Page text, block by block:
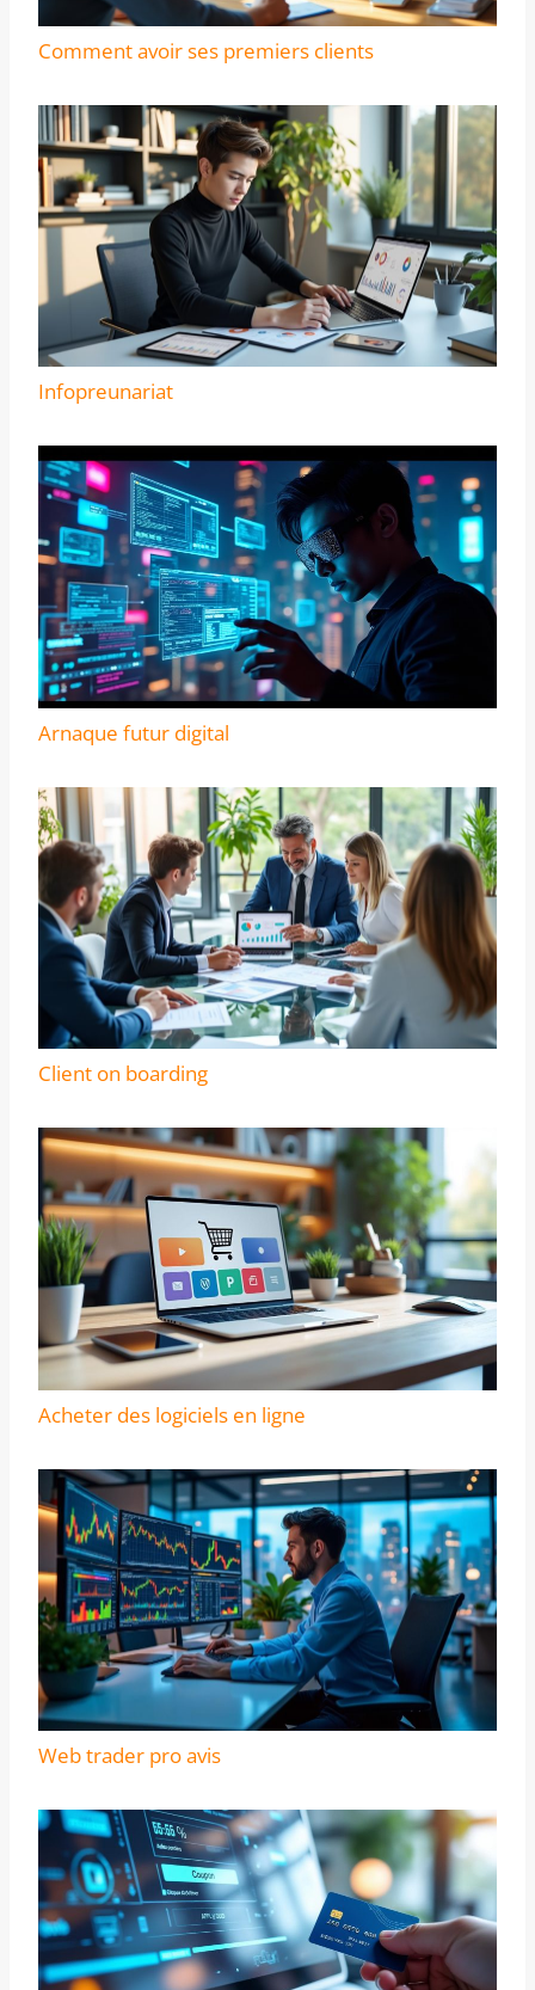
Comment avoir ses premiers clients
Infopreunariat
Arnaque futur digital
Client on boarding
Acheter des logiciels en ligne
Web trader pro avis